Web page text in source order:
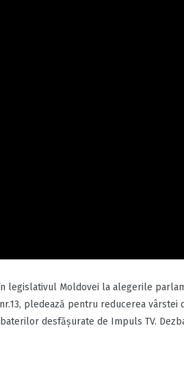
legislativul Moldovei la alegerile
pledează pentru reducerea vârstei
desfășurate de Impuls TV.